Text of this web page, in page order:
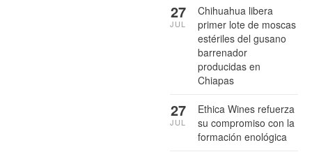
Chihuahua libera
primer lote de moscas
estériles del gusano
barrenador
producidas en
Chiapas
27
JUL
Ethica Wines refuerza
su compromiso con la
formación enológica
27
JUL